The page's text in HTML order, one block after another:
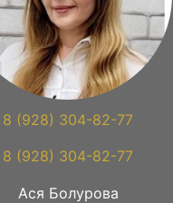
8 (928) 304-82-77
8 (928) 304-82-77
Ася Болурова